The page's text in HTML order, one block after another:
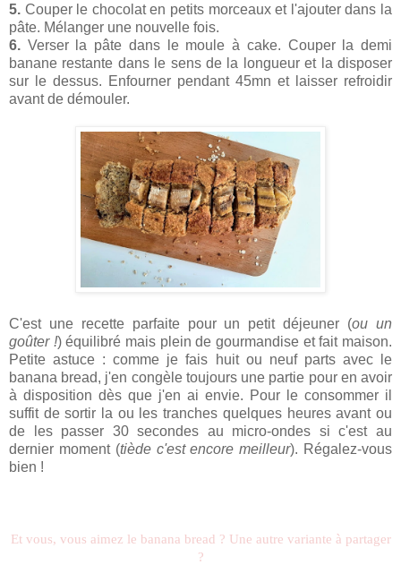
5. Couper le chocolat en petits morceaux et l'ajouter dans la
pâte. Mélanger une nouvelle fois.
6. Verser la pâte dans le moule à cake. Couper la demi
banane restante dans le sens de la longueur et la disposer
sur le dessus. Enfourner pendant 45mn et laisser refroidir
avant de démouler.
C'est une recette parfaite pour un petit déjeuner (ou un
goûter !) équilibré mais plein de gourmandise et fait maison.
Petite astuce : comme je fais huit ou neuf parts avec le
banana bread, j'en congèle toujours une partie pour en avoir
à disposition dès que j'en ai envie. Pour le consommer il
suffit de sortir la ou les tranches quelques heures avant ou
de les passer 30 secondes au micro-ondes si c'est au
dernier moment (tiède c'est encore meilleur). Régalez-vous
bien !
Et vous, vous aimez le banana bread ? Une autre variante à partager
?